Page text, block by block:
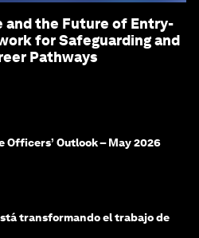
the Future of Entry-
for Safeguarding and
Pathways
Officers’ Outlook – May 2026
transformando el trabajo de